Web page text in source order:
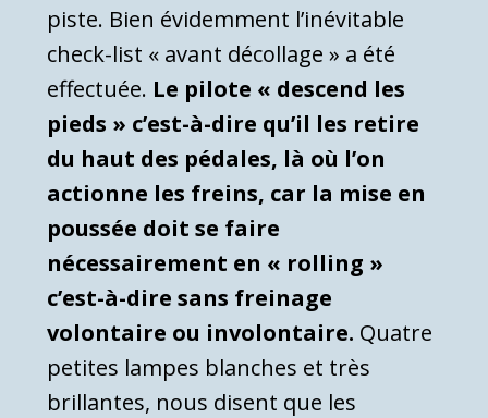
piste. Bien évidemment l’inévitable
check-list « avant décollage » a été
effectuée. Le pilote « descend les
pieds » c’est-à-dire qu’il les retire
du haut des pédales, là où l’on
actionne les freins, car la mise en
poussée doit se faire
nécessairement en « rolling »
c’est-à-dire sans freinage
volontaire ou involontaire. Quatre
petites lampes blanches et très
brillantes, nous disent que les